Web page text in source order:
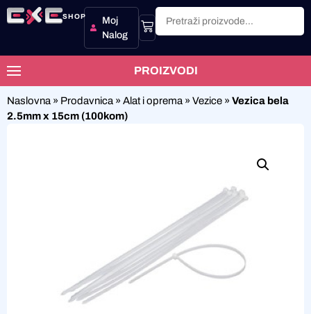
SHOP
Moj
Nalog
PROIZVODI
Naslovna » Prodavnica » Alat i oprema » Vezice » Vezica bela
2.5mm x 15cm (100kom)